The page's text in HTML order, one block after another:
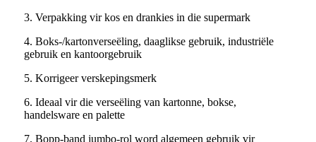
3. Verpakking vir kos en drankies in die supermark
4. Boks-/kartonverseëling, daaglikse gebruik, industriële
gebruik en kantoorgebruik
5. Korrigeer verskepingsmerk
6. Ideaal vir die verseëling van kartonne, bokse,
handelsware en palette
7. Bopp-band jumbo-rol word algemeen gebruik vir